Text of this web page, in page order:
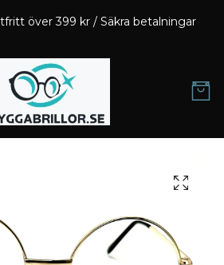
över 399 kr / Säkra betalningar